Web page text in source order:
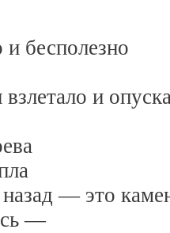
и бесполезно
и
назад — это
—